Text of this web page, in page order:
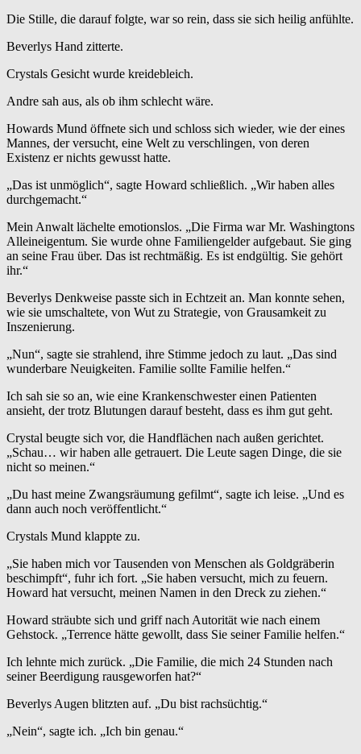
Die Stille, die darauf folgte, war so rein, dass sie sich heilig anfühlte.
Beverlys Hand zitterte.
Crystals Gesicht wurde kreidebleich.
Andre sah aus, als ob ihm schlecht wäre.
Howards Mund öffnete sich und schloss sich wieder, wie der eines
Mannes, der versucht, eine Welt zu verschlingen, von deren
Existenz er nichts gewusst hatte.
„Das ist unmöglich“, sagte Howard schließlich. „Wir haben alles
durchgemacht.“
Mein Anwalt lächelte emotionslos. „Die Firma war Mr. Washingtons
Alleineigentum. Sie wurde ohne Familiengelder aufgebaut. Sie ging
an seine Frau über. Das ist rechtmäßig. Es ist endgültig. Sie gehört
ihr.“
Beverlys Denkweise passte sich in Echtzeit an. Man konnte sehen,
wie sie umschaltete, von Wut zu Strategie, von Grausamkeit zu
Inszenierung.
„Nun“, sagte sie strahlend, ihre Stimme jedoch zu laut. „Das sind
wunderbare Neuigkeiten. Familie sollte Familie helfen.“
Ich sah sie so an, wie eine Krankenschwester einen Patienten
ansieht, der trotz Blutungen darauf besteht, dass es ihm gut geht.
Crystal beugte sich vor, die Handflächen nach außen gerichtet.
„Schau… wir haben alle getrauert. Die Leute sagen Dinge, die sie
nicht so meinen.“
„Du hast meine Zwangsräumung gefilmt“, sagte ich leise. „Und es
dann auch noch veröffentlicht.“
Crystals Mund klappte zu.
„Sie haben mich vor Tausenden von Menschen als Goldgräberin
beschimpft“, fuhr ich fort. „Sie haben versucht, mich zu feuern.
Howard hat versucht, meinen Namen in den Dreck zu ziehen.“
Howard sträubte sich und griff nach Autorität wie nach einem
Gehstock. „Terrence hätte gewollt, dass Sie seiner Familie helfen.“
Ich lehnte mich zurück. „Die Familie, die mich 24 Stunden nach
seiner Beerdigung rausgeworfen hat?“
Beverlys Augen blitzten auf. „Du bist rachsüchtig.“
„Nein“, sagte ich. „Ich bin genau.“